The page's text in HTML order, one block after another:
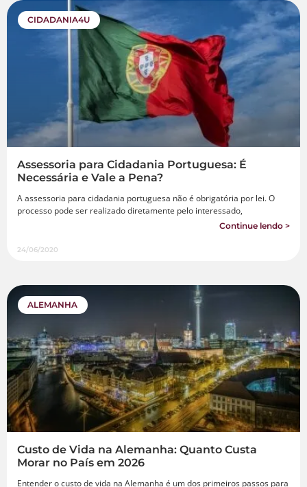
CIDADANIA4U
Assessoria para Cidadania Portuguesa: É
Necessária e Vale a Pena?
A assessoria para cidadania portuguesa não é obrigatória por lei. O
processo pode ser realizado diretamente pelo interessado,
Continue lendo >
24/06/2020
ALEMANHA
Custo de Vida na Alemanha: Quanto Custa
Morar no País em 2026
Entender o custo de vida na Alemanha é um dos primeiros passos para